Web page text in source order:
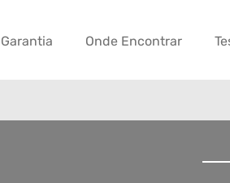
Garantia Onde Encontrar